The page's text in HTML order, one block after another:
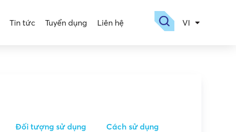
Tin tức Tuyển dụng Liên hệ VI
EN
Đối tượng sử dụng Cách sử dụng